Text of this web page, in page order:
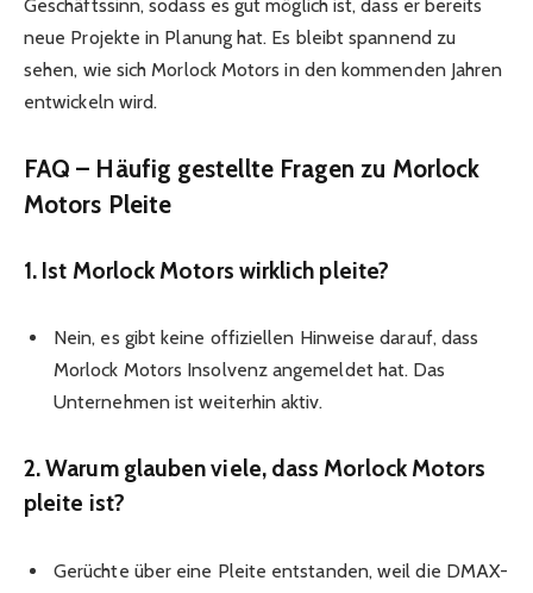
Geschäftssinn, sodass es gut möglich ist, dass er bereits
neue Projekte in Planung hat. Es bleibt spannend zu
sehen, wie sich Morlock Motors in den kommenden Jahren
entwickeln wird.
FAQ – Häufig gestellte Fragen zu Morlock
Motors Pleite
1. Ist Morlock Motors wirklich pleite?
Nein, es gibt keine offiziellen Hinweise darauf, dass
Morlock Motors Insolvenz angemeldet hat. Das
Unternehmen ist weiterhin aktiv.
2. Warum glauben viele, dass Morlock Motors
pleite ist?
Gerüchte über eine Pleite entstanden, weil die DMAX-